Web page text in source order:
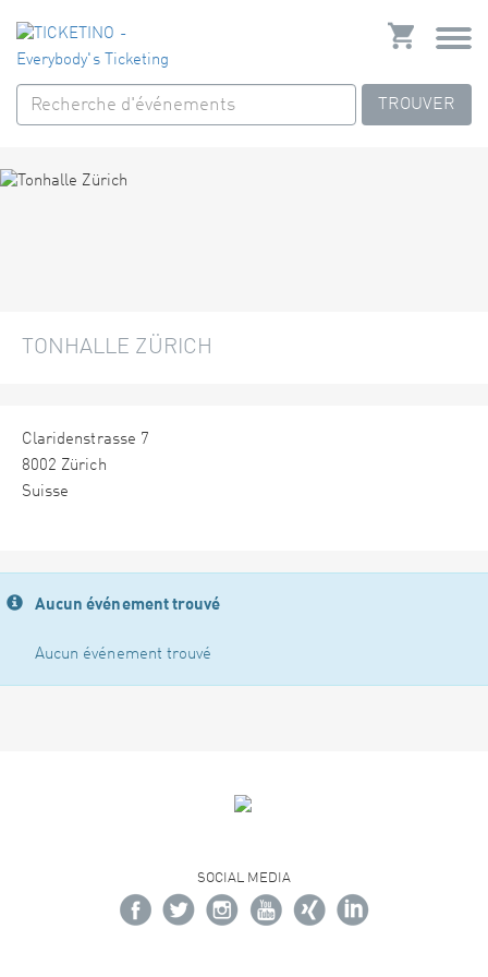
TROUVER
TONHALLE ZÜRICH
Claridenstrasse 7
8002 Zürich
Suisse
Aucun événement trouvé
Aucun événement trouvé
SOCIAL MEDIA